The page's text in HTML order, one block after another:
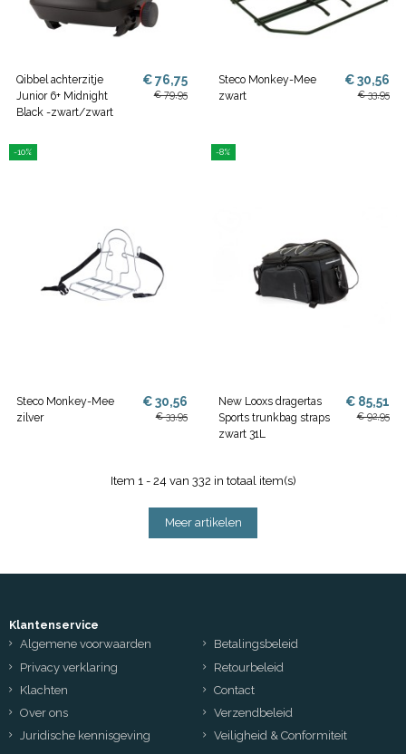
Qibbel achterzitje
Junior 6+ Midnight
Black -zwart/zwart
€ 76,75
€ 79,95
Steco Monkey-Mee
zwart
€ 30,56
€ 33,95
-10%
Steco Monkey-Mee
zilver
€ 30,56
€ 33,95
-8%
New Looxs dragertas
Sports trunkbag straps
zwart 31L
€ 85,51
€ 92,95
Item 1 - 24 van 332 in totaal item(s)
Meer artikelen
Klantenservice
Algemene voorwaarden
Betalingsbeleid
Privacy verklaring
Retourbeleid
Klachten
Contact
Over ons
Verzendbeleid
Juridische kennisgeving
Veiligheid & Conformiteit